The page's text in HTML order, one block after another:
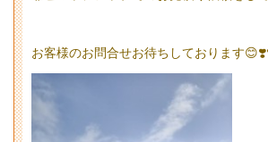
お客様のお問合せお待ちしております